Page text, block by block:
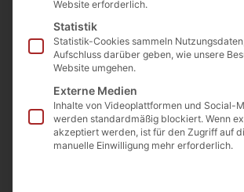
Beschreibung
Höhe ca. 14 – 28cm
Tiefe ca. 45 – 50cm
Längen 60 – 70cm
Website erforderlich.
Statistik
Statistik-Cookies sammeln
Aufschluss darüber geben, wie unsere
Website umgehen.
Externe Medien
Inhalte von Videoplattformen und Social-
werden standardmäßig blockiert. Wenn
akzeptiert werden, ist für den Zugriff auf
manuelle Einwilligung mehr erforderlich.